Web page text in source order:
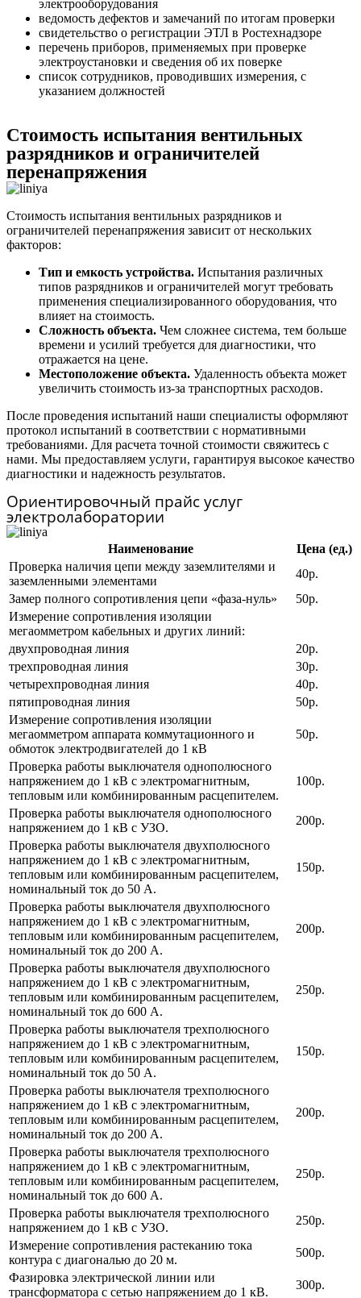
электрооборудования
ведомость дефектов и замечаний по итогам проверки
свидетельство о регистрации ЭТЛ в Ростехнадзоре
перечень приборов, применяемых при проверке
электроустановки и сведения об их поверке
список сотрудников, проводивших измерения, с
указанием должностей
Стоимость испытания вентильных
разрядников и ограничителей
перенапряжения
Стоимость испытания вентильных разрядников и
ограничителей перенапряжения зависит от нескольких
факторов:
Тип и емкость устройства. Испытания различных
типов разрядников и ограничителей могут требовать
применения специализированного оборудования, что
влияет на стоимость.
Сложность объекта. Чем сложнее система, тем больше
времени и усилий требуется для диагностики, что
отражается на цене.
Местоположение объекта. Удаленность объекта может
увеличить стоимость из-за транспортных расходов.
После проведения испытаний наши специалисты оформляют
протокол испытаний в соответствии с нормативными
требованиями. Для расчета точной стоимости свяжитесь с
нами. Мы предоставляем услуги, гарантируя высокое качество
диагностики и надежность результатов.
Ориентировочный прайс услуг
электролаборатории
Наименование
Цена (ед.)
Проверка наличия цепи между заземлителями и
заземленными элементами
40р.
Замер полного сопротивления цепи «фаза-нуль»
50р.
Измерение сопротивления изоляции
мегаомметром кабельных и других линий:
двухпроводная линия
20р.
трехпроводная линия
30р.
четырехпроводная линия
40р.
пятипроводная линия
50р.
Измерение сопротивления изоляции
мегаомметром аппарата коммутационного и
обмоток электродвигателей до 1 кВ
50р.
Проверка работы выключателя однополюсного
напряжением до 1 кВ с электромагнитным,
тепловым или комбинированным расцепителем.
100р.
Проверка работы выключателя однополюсного
напряжением до 1 кВ с УЗО.
200р.
Проверка работы выключателя двухполюсного
напряжением до 1 кВ с электромагнитным,
тепловым или комбинированным расцепителем,
номинальный ток до 50 А.
150р.
Проверка работы выключателя двухполюсного
напряжением до 1 кВ с электромагнитным,
тепловым или комбинированным расцепителем,
номинальный ток до 200 А.
200р.
Проверка работы выключателя двухполюсного
напряжением до 1 кВ с электромагнитным,
тепловым или комбинированным расцепителем,
номинальный ток до 600 А.
250р.
Проверка работы выключателя трехполюсного
напряжением до 1 кВ с электромагнитным,
тепловым или комбинированным расцепителем,
номинальный ток до 50 А.
150р.
Проверка работы выключателя трехполюсного
напряжением до 1 кВ с электромагнитным,
тепловым или комбинированным расцепителем,
номинальный ток до 200 А.
200р.
Проверка работы выключателя трехполюсного
напряжением до 1 кВ с электромагнитным,
тепловым или комбинированным расцепителем,
номинальный ток до 600 А.
250р.
Проверка работы выключателя трехполюсного
напряжением до 1 кВ с УЗО.
250р.
Измерение сопротивления растеканию тока
контура с диагональю до 20 м.
500р.
Фазировка электрической линии или
трансформатора с сетью напряжением до 1 кВ.
300р.